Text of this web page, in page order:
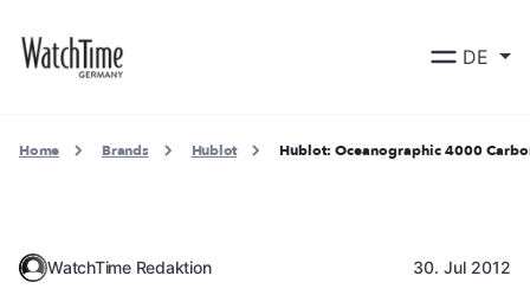
DE
Home Brands Hublot Hublot: Oceanographic 4000
WatchTime Redaktion 30. Jul 2012